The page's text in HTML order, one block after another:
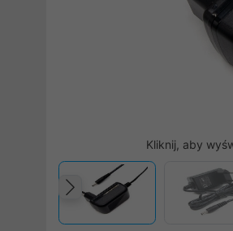
Kliknij, aby
Poprzedni